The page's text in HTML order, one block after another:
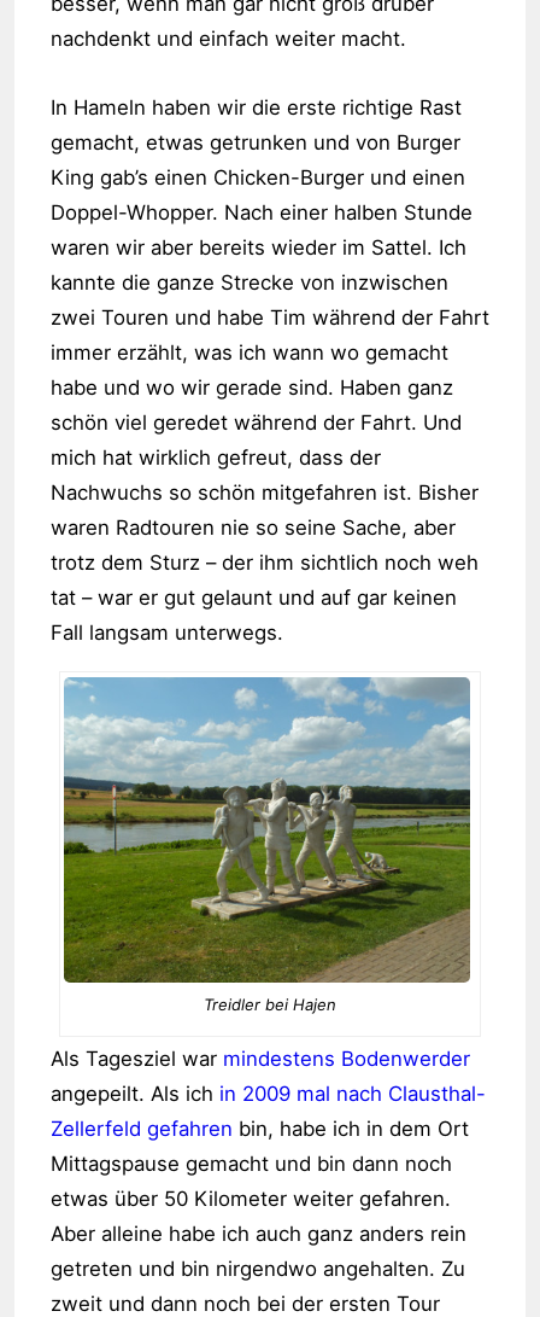
nachdenkt und einfach weiter macht.
In Hameln haben wir die erste richtige Rast
gemacht, etwas getrunken und von Burger
King gab’s einen Chicken-Burger und einen
Doppel-Whopper. Nach einer halben Stunde
waren wir aber bereits wieder im Sattel. Ich
kannte die ganze Strecke von inzwischen
zwei Touren und habe Tim während der Fahrt
immer erzählt, was ich wann wo gemacht
habe und wo wir gerade sind. Haben ganz
schön viel geredet während der Fahrt. Und
mich hat wirklich gefreut, dass der
Nachwuchs so schön mitgefahren ist. Bisher
waren Radtouren nie so seine Sache, aber
trotz dem Sturz – der ihm sichtlich noch weh
tat – war er gut gelaunt und auf gar keinen
Fall langsam unterwegs.
Treidler bei Hajen
Als Tagesziel war mindestens Bodenwerder
angepeilt. Als ich in 2009 mal nach Clausthal-
Zellerfeld gefahren bin, habe ich in dem Ort
Mittagspause gemacht und bin dann noch
etwas über 50 Kilometer weiter gefahren.
Aber alleine habe ich auch ganz anders rein
getreten und bin nirgendwo angehalten. Zu
zweit und dann noch bei der ersten Tour